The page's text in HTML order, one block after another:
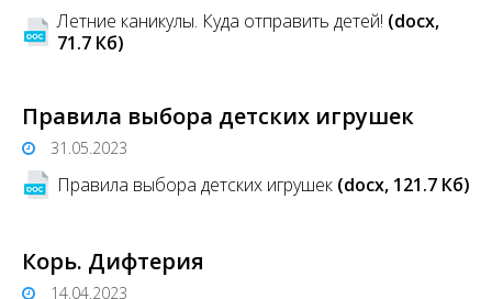
Летние каникулы. Куда отправить детей! (docx,
71.7 Кб)
Правила выбора детских игрушек
31.05.2023
Правила выбора детских игрушек (docx, 121.7 Кб)
Корь. Дифтерия
14.04.2023